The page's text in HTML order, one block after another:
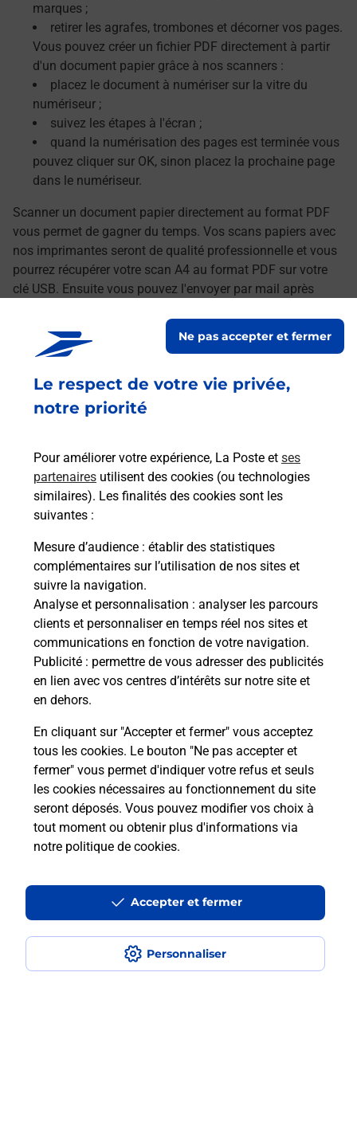
Le respect de votre vie privée,
notre priorité
Pour améliorer votre expérience, La Poste et ses
partenaires utilisent des cookies (ou technologies
similaires). Les finalités des cookies sont les
suivantes :
Mesure d’audience : établir des statistiques
complémentaires sur l’utilisation de nos sites et
suivre la navigation.
Analyse et personnalisation : analyser les parcours
clients et personnaliser en temps réel nos sites et
communications en fonction de votre navigation.
Publicité : permettre de vous adresser des publicités
en lien avec vos centres d’intérêts sur notre site et
en dehors.
En cliquant sur "Accepter et fermer" vous acceptez
tous les cookies. Le bouton "Ne pas accepter et
fermer" vous permet d'indiquer votre refus et seuls
les cookies nécessaires au fonctionnement du site
seront déposés. Vous pouvez modifier vos choix à
tout moment ou obtenir plus d'informations via
notre politique de cookies.
Personnaliser
Ne pas accepter et fermer
Accepter et fermer
marques ;
retirer les agrafes, trombones et décorner vos pages.
Vous pouvez créer un fichier PDF directement à partir
d'un document papier grâce à nos scanners :
placez le document à numériser sur la vitre du
numériseur ;
suivez les étapes à l'écran ;
quand la numérisation des pages est terminée vous
pouvez cliquer sur OK, sinon placez la prochaine page
dans le numériseur.
Scanner un document papier directement au format PDF
vous permet de gagner du temps. Vos scans papiers avec
nos imprimantes seront de qualité professionnelle et vous
pourrez récupérer votre scan A4 au format PDF sur votre
clé USB. Ensuite vous pouvez l'envoyer par mail après
Le lien s'ouvre dans un nouvel onglet
Services
En savoir plus
Envoyer un colis
PLOERMEL (56800) ? Découvrez toutes les
solutions proposées par La Poste.
En savoir plus
Quel est le prix d’une numérisation ?